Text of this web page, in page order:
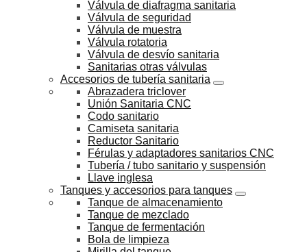
Válvula de diafragma sanitaria
Válvula de seguridad
Válvula de muestra
Válvula rotatoria
Válvula de desvío sanitaria
Sanitarias otras válvulas
Accesorios de tubería sanitaria
Abrazadera triclover
Unión Sanitaria CNC
Codo sanitario
Camiseta sanitaria
Reductor Sanitario
Férulas y adaptadores sanitarios CNC
Tubería / tubo sanitario y suspensión
Llave inglesa
Tanques y accesorios para tanques
Tanque de almacenamiento
Tanque de mezclado
Tanque de fermentación
Bola de limpieza